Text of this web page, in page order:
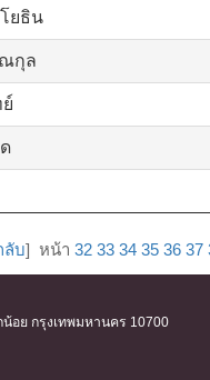
ยธิน
กุล
ลับ] หน้า 32 33 34 35 36 37
อย กรุงเทพมหานคร 10700